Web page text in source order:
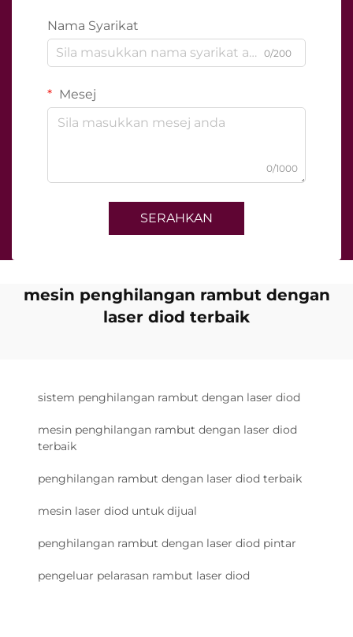
Nama Syarikat
0/200
Mesej
0/1000
SERAHKAN
mesin penghilangan rambut dengan
laser diod terbaik
sistem penghilangan rambut dengan laser diod
mesin penghilangan rambut dengan laser diod
terbaik
penghilangan rambut dengan laser diod terbaik
mesin laser diod untuk dijual
penghilangan rambut dengan laser diod pintar
pengeluar pelarasan rambut laser diod